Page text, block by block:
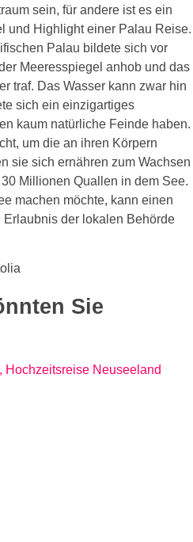
sein, für andere ist es ein
und Highlight einer Palau Reise.
Palau bildete sich vor
Meeresspiegel anhob und das
traf. Das Wasser kann zwar hin
sich ein einzigartiges
kaum natürliche Feinde haben.
um die an ihren Körpern
sie sich ernähren zum Wachsen
Millionen Quallen in dem See.
machen möchte, kann einen
der lokalen Behörde
Sie